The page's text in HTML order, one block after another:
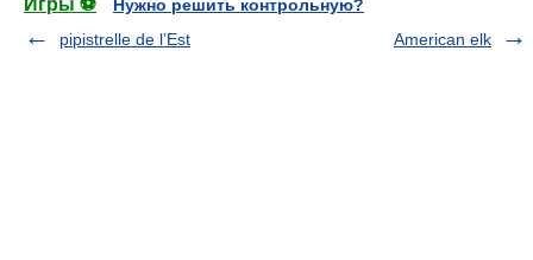
Игры ⚽
Нужно решить контрольную?
pipistrelle de l’Est
American elk